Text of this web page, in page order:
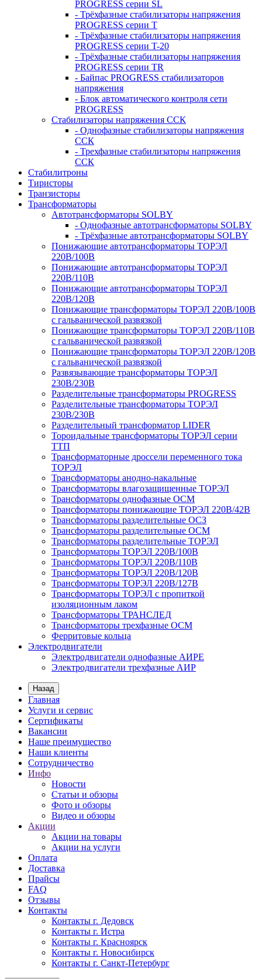
PROGRESS серии SL
- Трёхфазные стабилизаторы напряжения
PROGRESS серии T
- Трёхфазные стабилизаторы напряжения
PROGRESS серии T-20
- Трёхфазные стабилизаторы напряжения
PROGRESS серии TR
- Байпас PROGRESS стабилизаторов
напряжения
- Блок автоматического контроля сети
PROGRESS
Стабилизаторы напряжения ССК
- Однофазные стабилизаторы напряжения
ССК
- Трехфазные стабилизаторы напряжения
ССК
Стабилитроны
Тиристоры
Транзисторы
Трансформаторы
Автотрансформаторы SOLBY
- Однофазные автотрансформаторы SOLBY
- Трёхфазные автотрансформаторы SOLBY
Понижающие автотрансформаторы ТОРЭЛ
220В/100В
Понижающие автотрансформаторы ТОРЭЛ
220В/110В
Понижающие автотрансформаторы ТОРЭЛ
220В/120В
Понижающие трансформаторы ТОРЭЛ 220В/100В
с гальванической развязкой
Понижающие трансформаторы ТОРЭЛ 220В/110В
с гальванической развязкой
Понижающие трансформаторы ТОРЭЛ 220В/120В
с гальванической развязкой
Развязывающие трансформаторы ТОРЭЛ
230В/230В
Разделительные трансформаторы PROGRESS
Разделительные трансформаторы ТОРЭЛ
230В/230В
Разделительный трансформатор LIDER
Тороидальные трансформаторы ТОРЭЛ серии
ТТП
Трансформаторные дроссели переменного тока
ТОРЭЛ
Трансформаторы анодно-накальные
Трансформаторы влагозащищенные ТОРЭЛ
Трансформаторы однофазные ОСМ
Трансформаторы понижающие ТОРЭЛ 220В/42В
Трансформаторы разделительные ОСЗ
Трансформаторы разделительные ОСМ
Трансформаторы разделительные ТОРЭЛ
Трансформаторы ТОРЭЛ 220В/100В
Трансформаторы ТОРЭЛ 220В/110В
Трансформаторы ТОРЭЛ 220В/120В
Трансформаторы ТОРЭЛ 220В/127В
Трансформаторы ТОРЭЛ с пропиткой
изоляционным лаком
Трансформаторы ТРАНСЛЕД
Трансформаторы трехфазные ОСМ
Ферритовые кольца
Электродвигатели
Электродвигатели однофазные АИРЕ
Электродвигатели трехфазные АИР
Назад
Главная
Услуги и сервис
Сертификаты
Вакансии
Наше преимущество
Наши клиенты
Сотрудничество
Инфо
Новости
Статьи и обзоры
Фото и обзоры
Видео и обзоры
Акции
Акции на товары
Акции на услуги
Оплата
Доставка
Прайсы
FAQ
Отзывы
Контакты
Контакты г. Дедовск
Контакты г. Истра
Контакты г. Красноярск
Контакты г. Новосибирск
Контакты г. Санкт-Петербург